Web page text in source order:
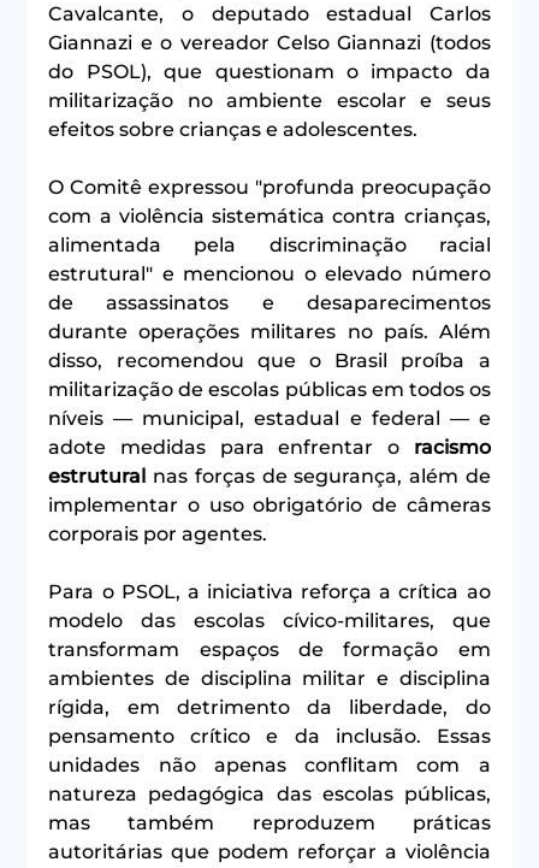
Cavalcante, o deputado estadual Carlos
Giannazi e o vereador Celso Giannazi (todos
do PSOL), que questionam o impacto da
militarização no ambiente escolar e seus
efeitos sobre crianças e adolescentes.
O Comitê expressou "profunda preocupação
com a violência sistemática contra crianças,
alimentada pela discriminação racial
estrutural" e mencionou o elevado número
de assassinatos e desaparecimentos
durante operações militares no país. Além
disso, recomendou que o Brasil proíba a
militarização de escolas públicas em todos os
níveis — municipal, estadual e federal — e
adote medidas para enfrentar o racismo
estrutural
nas forças de segurança, além de
implementar o uso obrigatório de câmeras
corporais por agentes.
Para o PSOL, a iniciativa reforça a crítica ao
modelo das escolas cívico‑militares, que
transformam espaços de formação em
ambientes de disciplina militar e disciplina
rígida, em detrimento da liberdade, do
pensamento crítico e da inclusão. Essas
unidades não apenas conflitam com a
natureza pedagógica das escolas públicas,
mas também reproduzem práticas
autoritárias que podem reforçar a violência